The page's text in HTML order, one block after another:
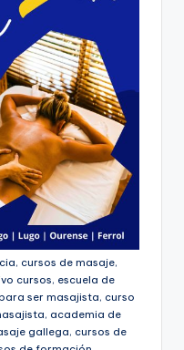
cursos de masaje,
cursos, escuela de
ser masajista, curso
academia de
gallega, cursos de